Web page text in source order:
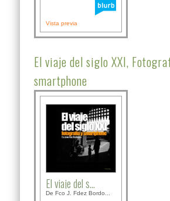
Vista previa
El viaje del siglo XXI,
smartphone
El viaje del s...
De Fco J. Fdez Bordo...